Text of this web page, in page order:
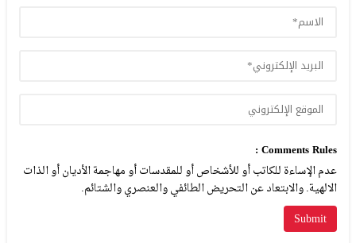
Comments Rules :
عدم الإساءة للكاتب أو للأشخاص أو للمقدسات أو مهاجمة الأديان أو الذات
الالهية. والابتعاد عن التحريض الطائفي والعنصري والشتائم.